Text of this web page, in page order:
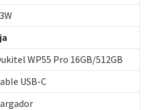
WP55 Pro 16GB/512GB
USB-C